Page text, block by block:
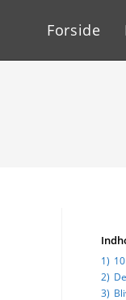
Forside
1)
2)
3)